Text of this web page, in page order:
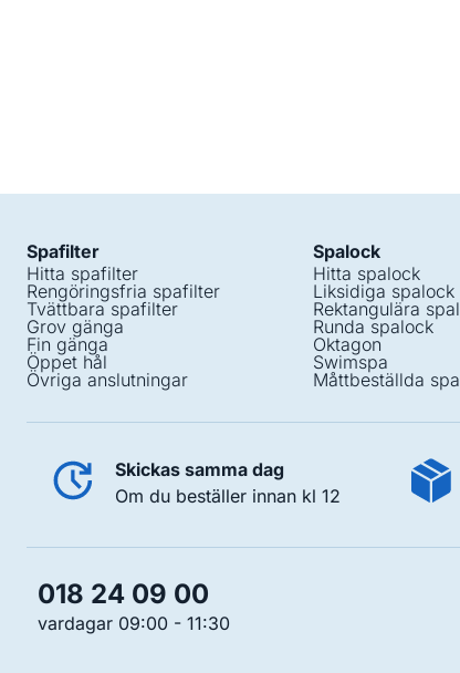
Spafilter
Hitta spafilter
Rengöringsfria spafilter
Tvättbara spafilter
Grov gänga
Fin gänga
Öppet hål
Övriga anslutningar
Spalock
Hitta spalock
Liksidiga spalock
Rektangulära
Runda spalock
Oktagon
Swimspa
Måttbeställda
Skickas samma dag
Om du beställer innan kl 12
018 24 09 00
vardagar 09:00 - 11:30